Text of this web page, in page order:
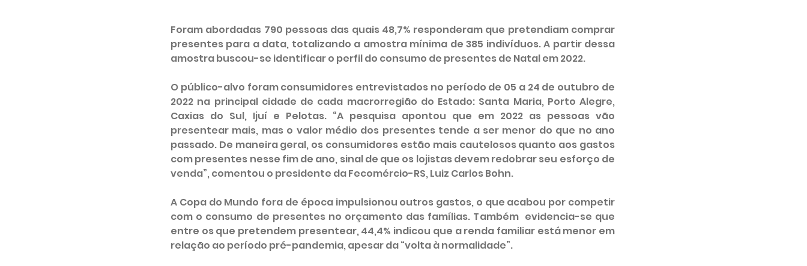
Foram abordadas 790 pessoas das quais 48,7% responderam que pretendiam comprar
presentes para a data, totalizando a amostra mínima de 385 indivíduos. A partir dessa
amostra buscou-se identificar o perfil do consumo de presentes de Natal em 2022.
O público-alvo foram consumidores entrevistados no período de 05 a 24 de outubro de
2022 na principal cidade de cada macrorregião do Estado: Santa Maria, Porto Alegre,
Caxias do Sul, Ijuí e Pelotas. “A pesquisa apontou que em 2022 as pessoas vão
presentear mais, mas o valor médio dos presentes tende a ser menor do que no ano
passado. De maneira geral, os consumidores estão mais cautelosos quanto aos gastos
com presentes nesse fim de ano, sinal de que os lojistas devem redobrar seu esforço de
venda”, comentou o presidente da Fecomércio-RS, Luiz Carlos Bohn.
A Copa do Mundo fora de época impulsionou outros gastos, o que acabou por competir
com o consumo de presentes no orçamento das famílias. Também  evidencia-se que
entre os que pretendem presentear, 44,4% indicou que a renda familiar está menor em
relação ao período pré-pandemia, apesar da “volta à normalidade”.